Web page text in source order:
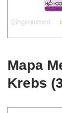
Mapa
Krebs